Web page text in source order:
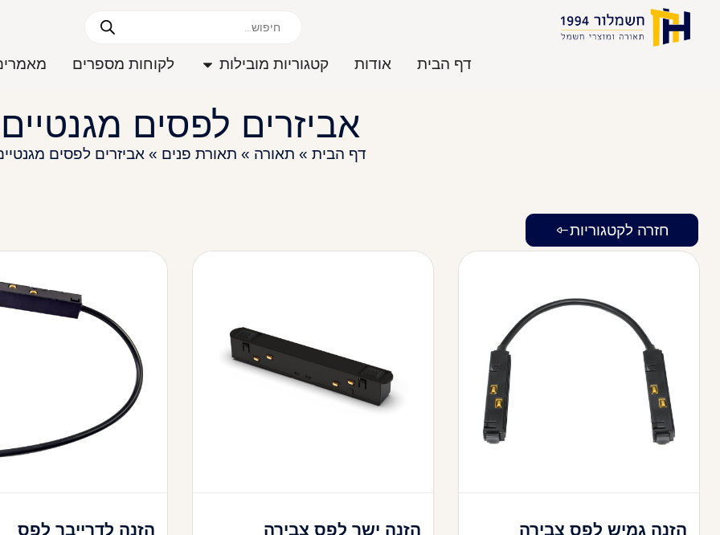
דף הבית אודות קטגוריות מובילות לקוחות מספרים
אביזרים לפסים מגנטיים
דף הבית » תאורה » תאורת פנים » אביזרים לפסים
חזרה לקטגוריות
הזנה גמיש לפס צבירה
הזנה ישר לפס צבירה
הזנה לדרייבר לפס